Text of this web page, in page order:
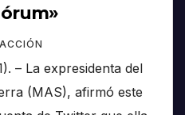
– La expresidenta del
(MAS), afirmó este